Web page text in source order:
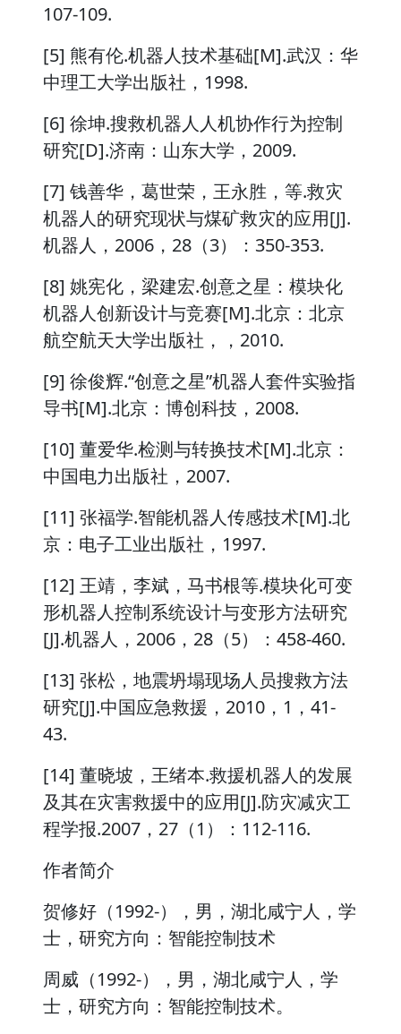
107-109.
[5] 熊有伦.机器人技术基础[M].武汉：华
中理工大学出版社，1998.
[6] 徐坤.搜救机器人人机协作行为控制
研究[D].济南：山东大学，2009.
[7] 钱善华，葛世荣，王永胜，等.救灾
机器人的研究现状与煤矿救灾的应用[J].
机器人，2006，28（3）：350-353.
[8] 姚宪化，梁建宏.创意之星：模块化
机器人创新设计与竞赛[M].北京：北京
航空航天大学出版社，，2010.
[9] 徐俊辉.“创意之星”机器人套件实验指
导书[M].北京：博创科技，2008.
[10] 董爱华.检测与转换技术[M].北京：
中国电力出版社，2007.
[11] 张福学.智能机器人传感技术[M].北
京：电子工业出版社，1997.
[12] 王靖，李斌，马书根等.模块化可变
形机器人控制系统设计与变形方法研究
[J].机器人，2006，28（5）：458-460.
[13] 张松，地震坍塌现场人员搜救方法
研究[J].中国应急救援，2010，1，41-
43.
[14] 董晓坡，王绪本.救援机器人的发展
及其在灾害救援中的应用[J].防灾减灾工
程学报.2007，27（1）：112-116.
作者简介
贺修好（1992-），男，湖北咸宁人，学
士，研究方向：智能控制技术
周威（1992-），男，湖北咸宁人，学
士，研究方向：智能控制技术。